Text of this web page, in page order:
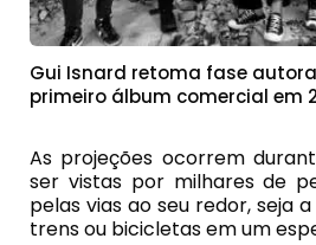
Gui Isnard retoma fase
primeiro álbum comercial em
As projeções ocorrem
ser vistas por milhares de
pelas vias ao seu redor, seja
trens ou bicicletas em um